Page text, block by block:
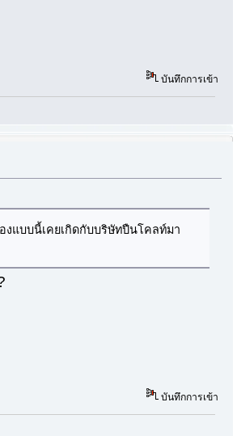
บันทึกการเข้า
งแบบนี้เคยเกิดกับบริษัทปืนโคลท์มา
บันทึกการเข้า